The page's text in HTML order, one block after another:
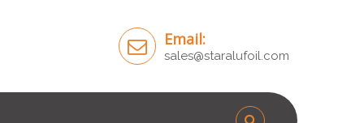
Email:
sales@staralufoil.com